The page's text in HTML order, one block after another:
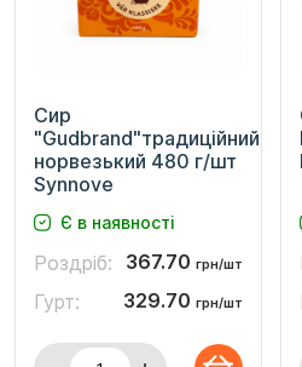
Сир
"Gudbrand"традиційний
норвезький 480 г/шт
Synnоve
Є в наявності
Роздріб: 367.70 грн/шт
Гурт: 329.70 грн/шт